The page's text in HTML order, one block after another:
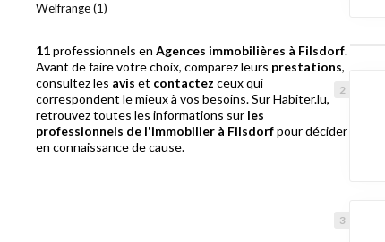
Welfrange (1)
11professionnels en Agences immobilières à Filsdorf.
Avant de faire votre choix, comparez leurs prestations,
consultez les avis et contactez ceux qui
correspondent le mieux à vos besoins. Sur Habiter.lu,
retrouvez toutes les informations sur les
professionnels de l'immobilier à Filsdorfpour décider
en connaissance de cause.